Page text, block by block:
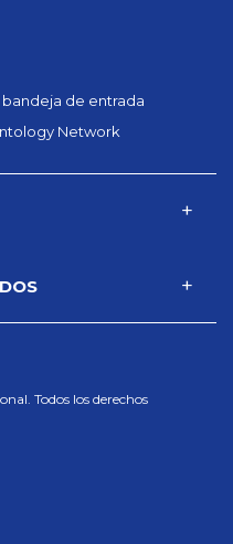
de entrada
Network
Todos los derechos